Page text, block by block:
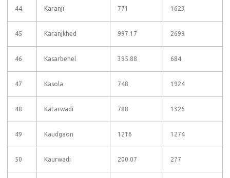
44 Karanji 771 1623
45 Karanjkhed 997.17 2699
46 Kasarbehel 395.88 684
47 Kasola 748 1924
48 Katarwadi 788 1326
49 Kaudgaon 1216 1274
50 Kaurwadi 200.07 277